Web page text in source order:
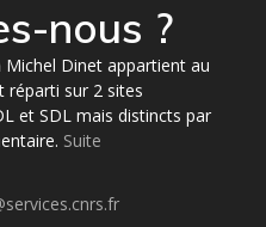
nous ?
Michel Dinet appartient au
réparti sur 2 sites
et SDL mais distincts par
Suite